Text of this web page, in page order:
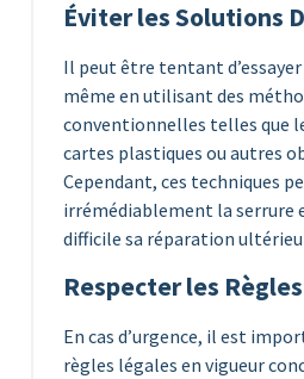
Éviter les Solutions
Il peut être tentant
même en utilisant des
conventionnelles telles que
cartes plastiques ou autres
Cependant, ces techniques
irrémédiablement la serrure
difficile sa réparation
Respecter les
En cas d’urgence, il est
règles légales en vigueur